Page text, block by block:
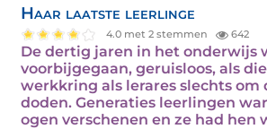
Haar laatste leerlinge
4.0 met 2 stemmen 642
De dertig jaren in het onderwijs
voorbijgegaan, geruisloos, als
werkkring als lerares slechts om
doden. Generaties leerlingen
ogen verschenen en ze had hen